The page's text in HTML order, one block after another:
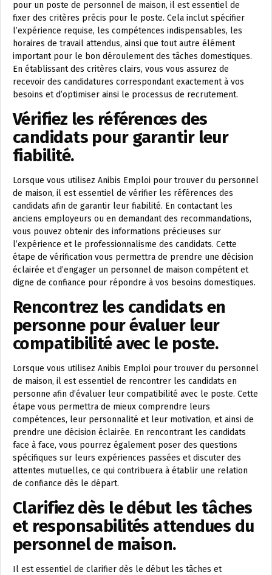
pour un poste de personnel de maison, il est essentiel de
fixer des critères précis pour le poste. Cela inclut spécifier
l’expérience requise, les compétences indispensables, les
horaires de travail attendus, ainsi que tout autre élément
important pour le bon déroulement des tâches domestiques.
En établissant des critères clairs, vous vous assurez de
recevoir des candidatures correspondant exactement à vos
besoins et d’optimiser ainsi le processus de recrutement.
Vérifiez les références des
candidats pour garantir leur
fiabilité.
Lorsque vous utilisez Anibis Emploi pour trouver du personnel
de maison, il est essentiel de vérifier les références des
candidats afin de garantir leur fiabilité. En contactant les
anciens employeurs ou en demandant des recommandations,
vous pouvez obtenir des informations précieuses sur
l’expérience et le professionnalisme des candidats. Cette
étape de vérification vous permettra de prendre une décision
éclairée et d’engager un personnel de maison compétent et
digne de confiance pour répondre à vos besoins domestiques.
Rencontrez les candidats en
personne pour évaluer leur
compatibilité avec le poste.
Lorsque vous utilisez Anibis Emploi pour trouver du personnel
de maison, il est essentiel de rencontrer les candidats en
personne afin d’évaluer leur compatibilité avec le poste. Cette
étape vous permettra de mieux comprendre leurs
compétences, leur personnalité et leur motivation, et ainsi de
prendre une décision éclairée. En rencontrant les candidats
face à face, vous pourrez également poser des questions
spécifiques sur leurs expériences passées et discuter des
attentes mutuelles, ce qui contribuera à établir une relation
de confiance dès le départ.
Clarifiez dès le début les tâches
et responsabilités attendues du
personnel de maison.
Il est essentiel de clarifier dès le début les tâches et